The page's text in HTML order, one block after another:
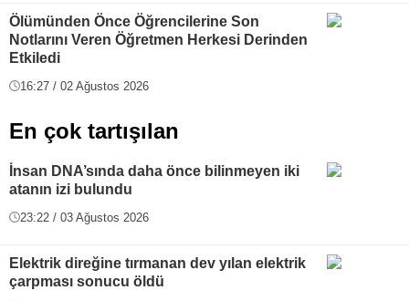
Ölümünden Önce Öğrencilerine Son
Notlarını Veren Öğretmen Herkesi Derinden
Etkiledi
16:27 / 02 Ağustos 2026
En çok tartışılan
İnsan DNA’sında daha önce bilinmeyen iki
atanın izi bulundu
23:22 / 03 Ağustos 2026
Elektrik direğine tırmanan dev yılan elektrik
çarpması sonucu öldü